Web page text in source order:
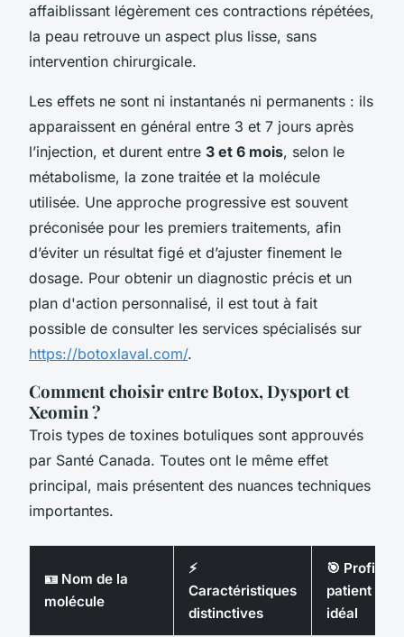
affaiblissant légèrement ces contractions répétées,
la peau retrouve un aspect plus lisse, sans
intervention chirurgicale.
Les effets ne sont ni instantanés ni permanents : ils
apparaissent en général entre 3 et 7 jours après
l’injection, et durent entre 3 et 6 mois, selon le
métabolisme, la zone traitée et la molécule
utilisée. Une approche progressive est souvent
préconisée pour les premiers traitements, afin
d’éviter un résultat figé et d’ajuster finement le
dosage. Pour obtenir un diagnostic précis et un
plan d'action personnalisé, il est tout à fait
possible de consulter les services spécialisés sur
https://botoxlaval.com/.
Comment choisir entre Botox, Dysport et
Xeomin ?
Trois types de toxines botuliques sont approuvés
par Santé Canada. Toutes ont le même effet
principal, mais présentent des nuances techniques
importantes.
🪪 Nom de la
molécule
⚡
Caractéristiques
distinctives
🎯 Profil
patient
idéal